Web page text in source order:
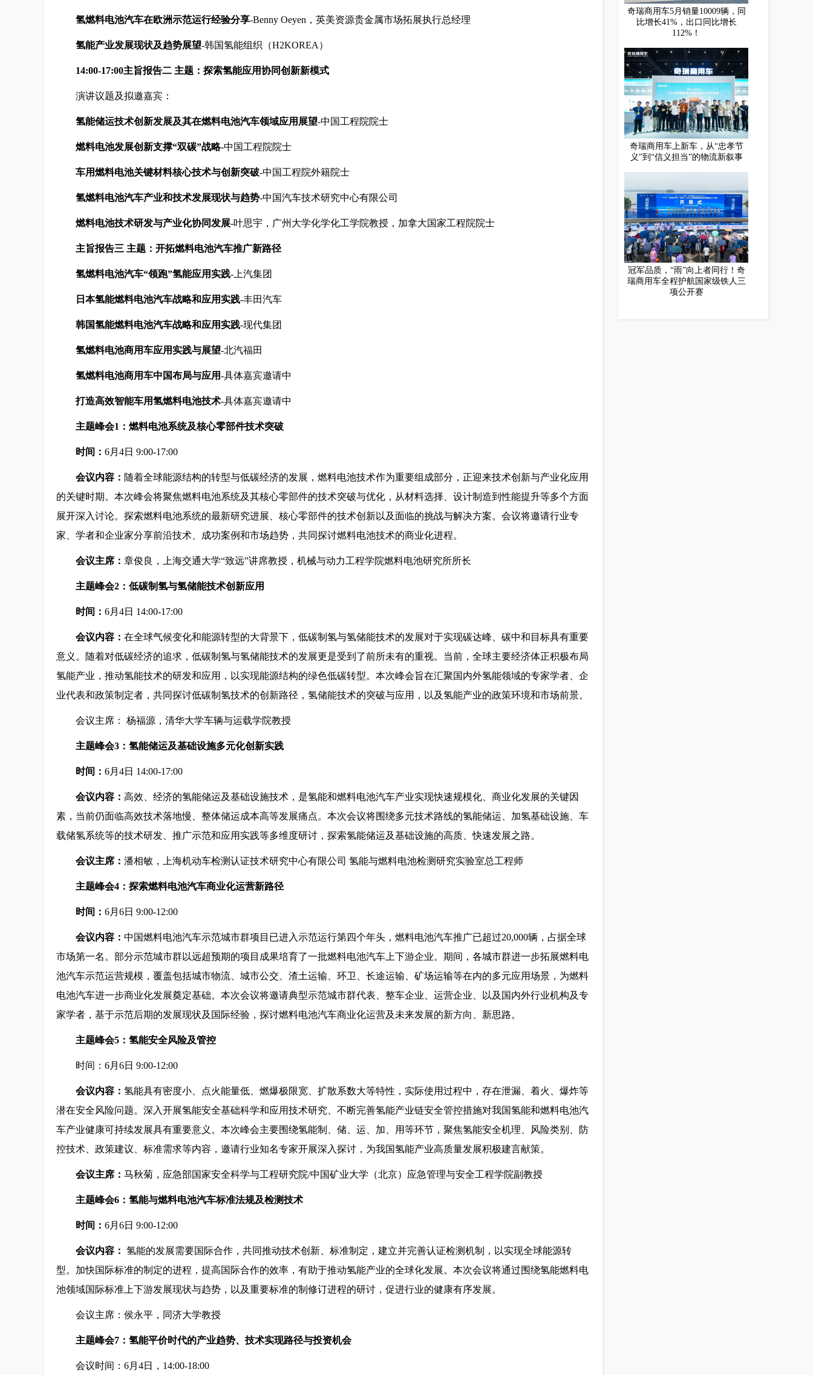
氢燃料电池汽车在欧洲示范运行经验分享-Benny Oeyen，英美资源贵金属市场拓展执行总经理
氢能产业发展现状及趋势展望-韩国氢能组织（H2KOREA）
14:00-17:00主旨报告二 主题：探索氢能应用协同创新新模式
演讲议题及拟邀嘉宾：
氢能储运技术创新发展及其在燃料电池汽车领域应用展望-中国工程院院士
燃料电池发展创新支撑“双碳”战略-中国工程院院士
车用燃料电池关键材料核心技术与创新突破-中国工程院外籍院士
氢燃料电池汽车产业和技术发展现状与趋势-中国汽车技术研究中心有限公司
燃料电池技术研发与产业化协同发展-叶思宇，广州大学化学化工学院教授，加拿大国家工程院院士
主旨报告三 主题：开拓燃料电池汽车推广新路径
氢燃料电池汽车“领跑”氢能应用实践-上汽集团
日本氢能燃料电池汽车战略和应用实践-丰田汽车
韩国氢能燃料电池汽车战略和应用实践-现代集团
氢燃料电池商用车应用实践与展望-北汽福田
氢燃料电池商用车中国布局与应用-具体嘉宾邀请中
打造高效智能车用氢燃料电池技术-具体嘉宾邀请中
主题峰会1：燃料电池系统及核心零部件技术突破
时间： 6月4日 9:00-17:00
会议内容： 随着全球能源结构的转型与低碳经济的发展，燃料电池技术作为重要组成部分，正迎来技术创新与产业化应用
的关键时期。本次峰会将聚焦燃料电池系统及其核心零部件的技术突破与优化，从材料选择、设计制造到性能提升等多个方面
展开深入讨论。探索燃料电池系统的最新研究进展、核心零部件的技术创新以及面临的挑战与解决方案。会议将邀请行业专
家、学者和企业家分享前沿技术、成功案例和市场趋势，共同探讨燃料电池技术的商业化进程。
会议主席： 章俊良，上海交通大学“致远”讲席教授，机械与动力工程学院燃料电池研究所所长
主题峰会2：低碳制氢与氢储能技术创新应用
时间： 6月4日 14:00-17:00
会议内容： 在全球气候变化和能源转型的大背景下，低碳制氢与氢储能技术的发展对于实现碳达峰、碳中和目标具有重要
意义。随着对低碳经济的追求，低碳制氢与氢储能技术的发展更是受到了前所未有的重视。当前，全球主要经济体正积极布局
氢能产业，推动氢能技术的研发和应用，以实现能源结构的绿色低碳转型。本次峰会旨在汇聚国内外氢能领域的专家学者、企
业代表和政策制定者，共同探讨低碳制氢技术的创新路径，氢储能技术的突破与应用，以及氢能产业的政策环境和市场前景。
会议主席： 杨福源，清华大学车辆与运载学院教授
主题峰会3：氢能储运及基础设施多元化创新实践
时间： 6月4日 14:00-17:00
会议内容： 高效、经济的氢能储运及基础设施技术，是氢能和燃料电池汽车产业实现快速规模化、商业化发展的关键因
素，当前仍面临高效技术落地慢、整体储运成本高等发展痛点。本次会议将围绕多元技术路线的氢能储运、加氢基础设施、车
载储氢系统等的技术研发、推广示范和应用实践等多维度研讨，探索氢能储运及基础设施的高质、快速发展之路。
会议主席： 潘相敏，上海机动车检测认证技术研究中心有限公司 氢能与燃料电池检测研究实验室总工程师
主题峰会4：探索燃料电池汽车商业化运营新路径
时间： 6月6日 9:00-12:00
会议内容： 中国燃料电池汽车示范城市群项目已进入示范运行第四个年头，燃料电池汽车推广已超过20,000辆，占据全球
市场第一名。部分示范城市群以远超预期的项目成果培育了一批燃料电池汽车上下游企业。期间，各城市群进一步拓展燃料电
池汽车示范运营规模，覆盖包括城市物流、城市公交、渣土运输、环卫、长途运输、矿场运输等在内的多元应用场景，为燃料
电池汽车进一步商业化发展奠定基础。本次会议将邀请典型示范城市群代表、整车企业、运营企业、以及国内外行业机构及专
家学者，基于示范后期的发展现状及国际经验，探讨燃料电池汽车商业化运营及未来发展的新方向、新思路。
主题峰会5：氢能安全风险及管控
时间：6月6日 9:00-12:00
会议内容： 氢能具有密度小、点火能量低、燃爆极限宽、扩散系数大等特性，实际使用过程中，存在泄漏、着火、爆炸等
潜在安全风险问题。深入开展氢能安全基础科学和应用技术研究、不断完善氢能产业链安全管控措施对我国氢能和燃料电池汽
车产业健康可持续发展具有重要意义。本次峰会主要围绕氢能制、储、运、加、用等环节，聚焦氢能安全机理、风险类别、防
控技术、政策建议、标准需求等内容，邀请行业知名专家开展深入探讨，为我国氢能产业高质量发展积极建言献策。
会议主席： 马秋菊，应急部国家安全科学与工程研究院/中国矿业大学（北京）应急管理与安全工程学院副教授
主题峰会6：氢能与燃料电池汽车标准法规及检测技术
时间： 6月6日 9:00-12:00
会议内容： 氢能的发展需要国际合作，共同推动技术创新、标准制定，建立并完善认证检测机制，以实现全球能源转
型。加快国际标准的制定的进程，提高国际合作的效率，有助于推动氢能产业的全球化发展。本次会议将通过围绕氢能燃料电
池领域国际标准上下游发展现状与趋势，以及重要标准的制修订进程的研讨，促进行业的健康有序发展。
会议主席：侯永平，同济大学教授
主题峰会7 ：氢能平价时代的产业趋势、技术实现路径与投资机会
会议时间：6月4日，14:00-18:00
奇瑞商用车5月销量10009辆，同
比增长41%，出口同比增长
112%！
奇瑞商用车上新车，从“忠孝节
义”到“信义担当”的物流新叙事
冠军品质，“雨”向上者同行！奇
瑞商用车全程护航国家级铁人三
项公开赛